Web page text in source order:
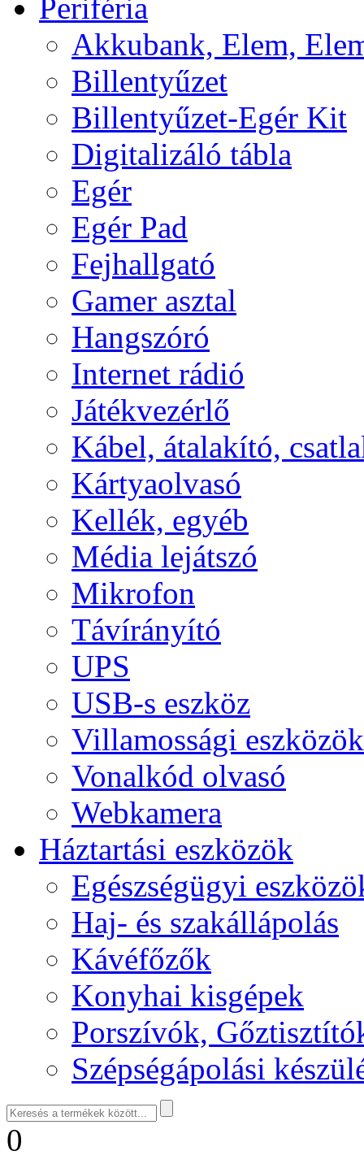
Periféria
Akkubank, Elem,
Billentyűzet
Billentyűzet-Egér Kit
Digitalizáló tábla
Egér
Egér Pad
Fejhallgató
Gamer asztal
Hangszóró
Internet rádió
Játékvezérlő
Kábel, átalakító,
Kártyaolvasó
Kellék, egyéb
Média lejátszó
Mikrofon
Távírányító
UPS
USB-s eszköz
Villamossági eszközök
Vonalkód olvasó
Webkamera
Háztartási eszközök
Egészségügyi
Haj- és szakállápolás
Kávéfőzők
Konyhai kisgépek
Porszívók,
Szépségápolási
0